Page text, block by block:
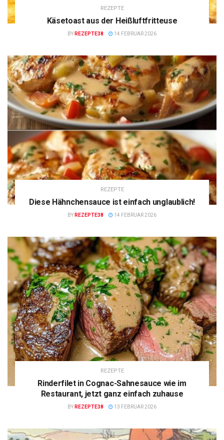
REZEPTE
Käsetoast aus der Heißluftfritteuse
BY REZEPTE38 14 FEBRUAR 2026
REZEPTE
Diese Hähnchensauce ist einfach unglaublich!
BY REZEPTE38 14 FEBRUAR 2026
REZEPTE
Rinderfilet in Cognac-Sahnesauce wie im
Restaurant, jetzt ganz einfach zuhause
BY REZEPTE38 13 FEBRUAR 2026